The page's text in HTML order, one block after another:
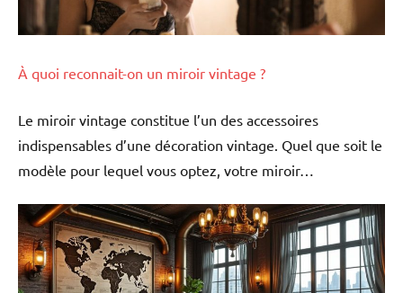
À quoi reconnait-on un miroir vintage ?
Le miroir vintage constitue l’un des accessoires
indispensables d’une décoration vintage. Quel que soit le
modèle pour lequel vous optez, votre miroir…